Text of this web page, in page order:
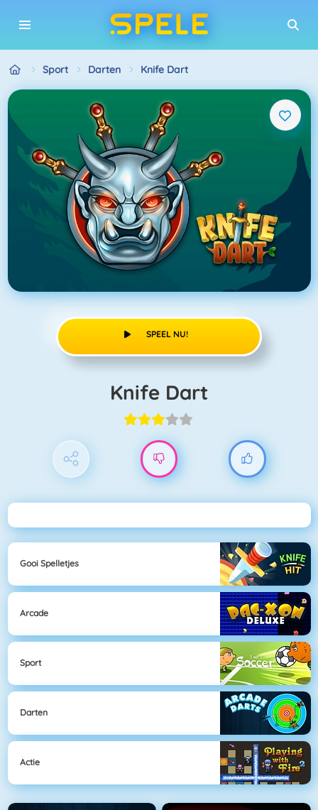
Sport Darten Knife Dart
SPEEL NU!
Knife Dart
Gooi Spelletjes
Arcade
Sport
Darten
Actie